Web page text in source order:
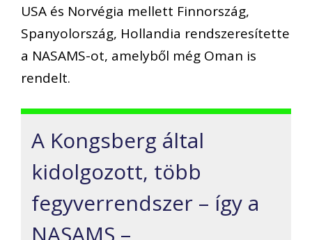
USA és Norvégia mellett Finnország,
Spanyolország, Hollandia rendszeresítette
a NASAMS-ot, amelyből még Oman is
rendelt.
A Kongsberg által
kidolgozott, több
fegyverrendszer – így a
NASAMS –